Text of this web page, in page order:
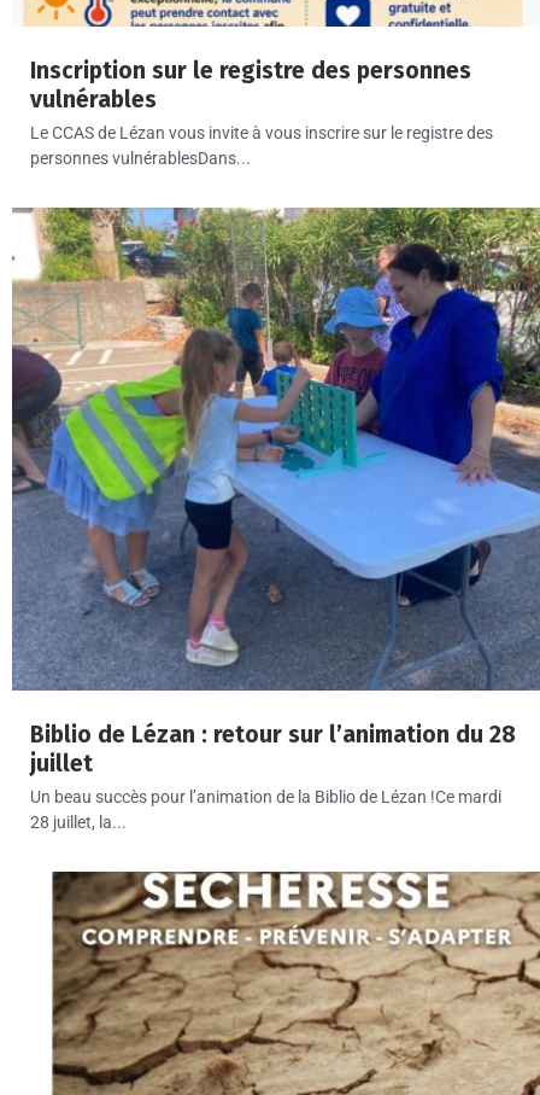
Inscription sur le registre des personnes
vulnérables
Le CCAS de Lézan vous invite à vous inscrire sur le registre des
personnes vulnérablesDans...
Biblio de Lézan : retour sur l’animation du 28
juillet
Un beau succès pour l’animation de la Biblio de Lézan !Ce mardi
28 juillet, la...